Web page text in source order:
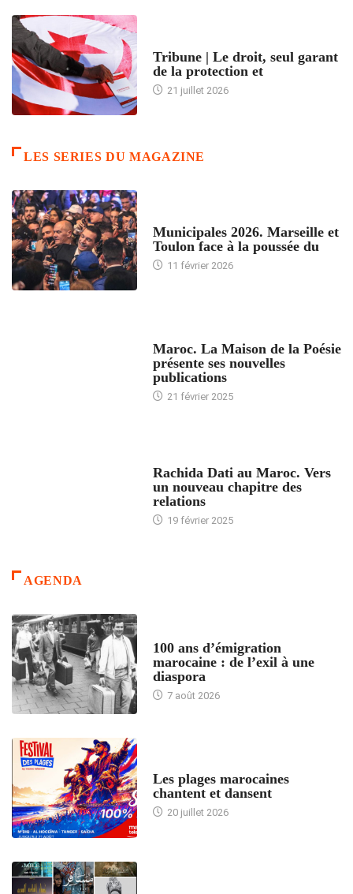
Tribune | Le droit, seul garant
de la protection et
21 juillet 2026
LES SERIES DU MAGAZINE
Municipales 2026. Marseille et
Toulon face à la poussée du
11 février 2026
Maroc. La Maison de la Poésie
présente ses nouvelles
publications
21 février 2025
Rachida Dati au Maroc. Vers
un nouveau chapitre des
relations
19 février 2025
AGENDA
100 ans d’émigration
marocaine : de l’exil à une
diaspora
7 août 2026
Les plages marocaines
chantent et dansent
20 juillet 2026